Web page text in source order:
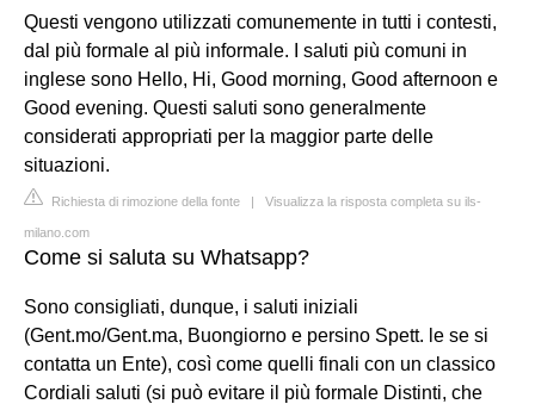
Questi vengono utilizzati comunemente in tutti i contesti,
dal più formale al più informale. I saluti più comuni in
inglese sono Hello, Hi, Good morning, Good afternoon e
Good evening. Questi saluti sono generalmente
considerati appropriati per la maggior parte delle
situazioni.
Richiesta di rimozione della fonte | Visualizza la risposta completa su ils-
milano.com
Come si saluta su Whatsapp?
Sono consigliati, dunque, i saluti iniziali
(Gent.mo/Gent.ma, Buongiorno e persino Spett. le se si
contatta un Ente), così come quelli finali con un classico
Cordiali saluti (si può evitare il più formale Distinti, che